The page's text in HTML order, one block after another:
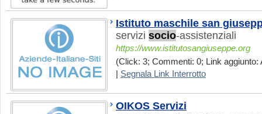
Istituto maschile san
servizi socio-assistenziali
https://www.istitutosangiuseppe.org
(Click: 3; Commenti: 0; Link aggiunto:
Segnala Link Interrotto
OIKOS Servizi